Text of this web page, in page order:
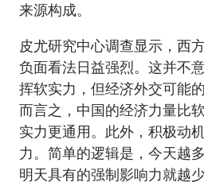
来源构成。
皮尤研究中心调查显示，西
负面看法日益强烈。这并不
挥软实力，但经济外交可能
而言之，中国的经济力量比
实力更通用。此外，积极动
力。简单的逻辑是，今天越
明天具有的强制影响力就越